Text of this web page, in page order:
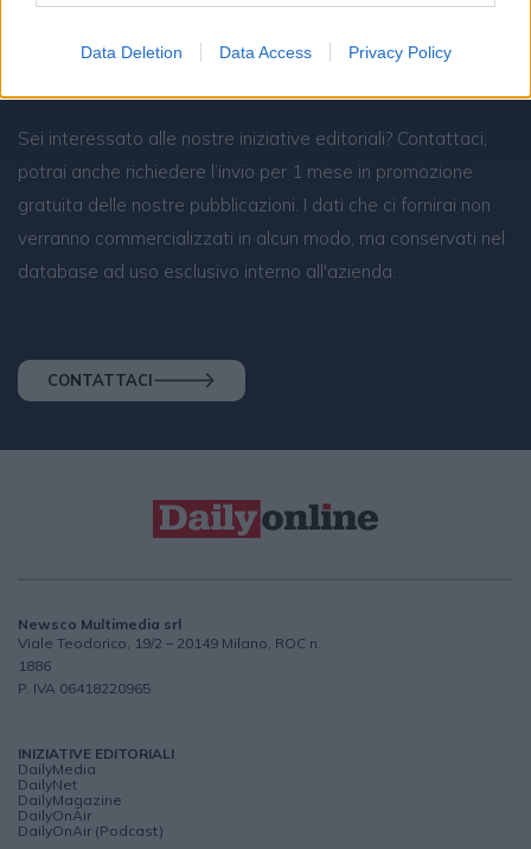
Data Deletion Data Access Privacy Policy
Resta connesso
Sei interessato alle nostre iniziative editoriali? Contattaci,
potrai anche richiedere l’invio per 1 mese in promozione
gratuita delle nostre pubblicazioni. I dati che ci fornirai non
verranno commercializzati in alcun modo, ma conservati nel
database ad uso esclusivo interno all'azienda.
CONTATTACI
Newsco Multimedia srl
Viale Teodorico, 19/2 – 20149 Milano, ROC n.
1886
P. IVA 06418220965
INIZIATIVE EDITORIALI
DailyMedia
DailyNet
DailyMagazine
DailyOnAir
DailyOnAir (Podcast)